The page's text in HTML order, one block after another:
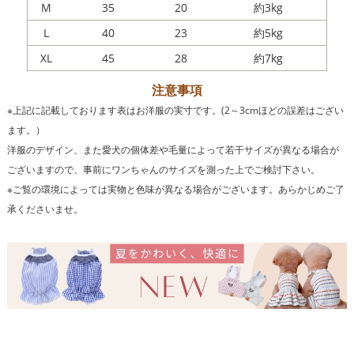
M
35 20
約3kg
L
40 23
約5kg
XL
45 28 約7kg
注意事項
※上記に記載しております表はお洋服の実寸です。(2～3cmほどの誤差はござい
ます。）
洋服のデザイン、また愛犬の個体差や毛量によって若干サイズが異なる場合が
ございますので、事前にワンちゃんのサイズを測った上でご検討下さい。
※ご覧の環境によっては実物と色味が異なる場合がございます。あらかじめご了
承くださいませ。